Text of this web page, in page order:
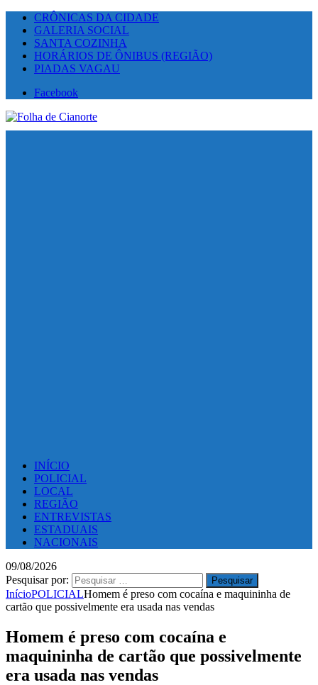
CRÔNICAS DA CIDADE
GALERIA SOCIAL
SANTA COZINHA
HORÁRIOS DE ÔNIBUS (REGIÃO)
PIADAS VAGAU
Facebook
INÍCIO
POLICIAL
LOCAL
REGIÃO
ENTREVISTAS
ESTADUAIS
NACIONAIS
09/08/2026
Pesquisar por:
InícioPOLICIALHomem é preso com cocaína e maquininha de
cartão que possivelmente era usada nas vendas
Homem é preso com cocaína e
maquininha de cartão que possivelmente
era usada nas vendas